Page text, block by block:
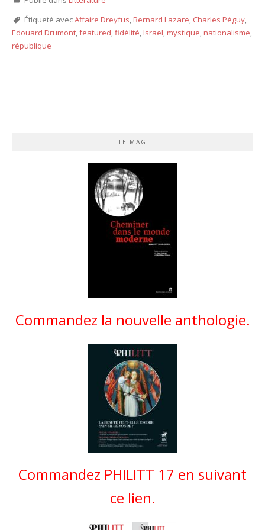
Étiqueté avecAffaire Dreyfus,Bernard Lazare, Charles Péguy,
Edouard Drumont,featured,fidélité,Israel,mystique,nationalisme,
république
LE MAG
Commandez la nouvelle anthologie.
Commandez PHILITT 17 en suivant
ce lien.